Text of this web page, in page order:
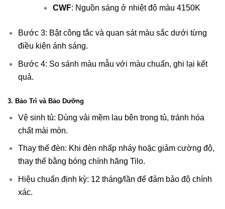
CWF: Nguồn sáng ở nhiệt độ màu 4150K
Bước 3: Bật công tắc và quan sát màu sắc dưới từng
điều kiện ánh sáng.
Bước 4: So sánh màu mẫu với màu chuẩn, ghi lại kết
quả.
3. Bảo Trì và Bảo Dưỡng
Vệ sinh tủ: Dùng vải mềm lau bên trong tủ, tránh hóa
chất mài mòn.
Thay thế đèn: Khi đèn nhấp nháy hoặc giảm cường độ,
thay thế bằng bóng chính hãng Tilo.
Hiệu chuẩn định kỳ: 12 tháng/lần để đảm bảo độ chính
xác.